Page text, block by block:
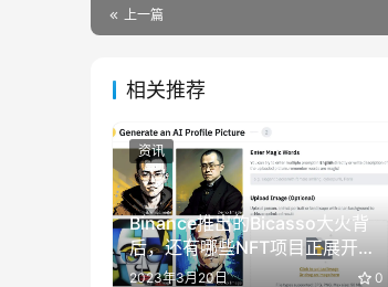
上一篇
相关推荐
Binance推出的Bicasso大火背
后，还有哪些NFT项目正展开生
成式AI叙事
2023年3月20日 0
资讯